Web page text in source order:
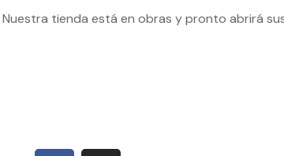
tienda está en obras y pronto abrirá